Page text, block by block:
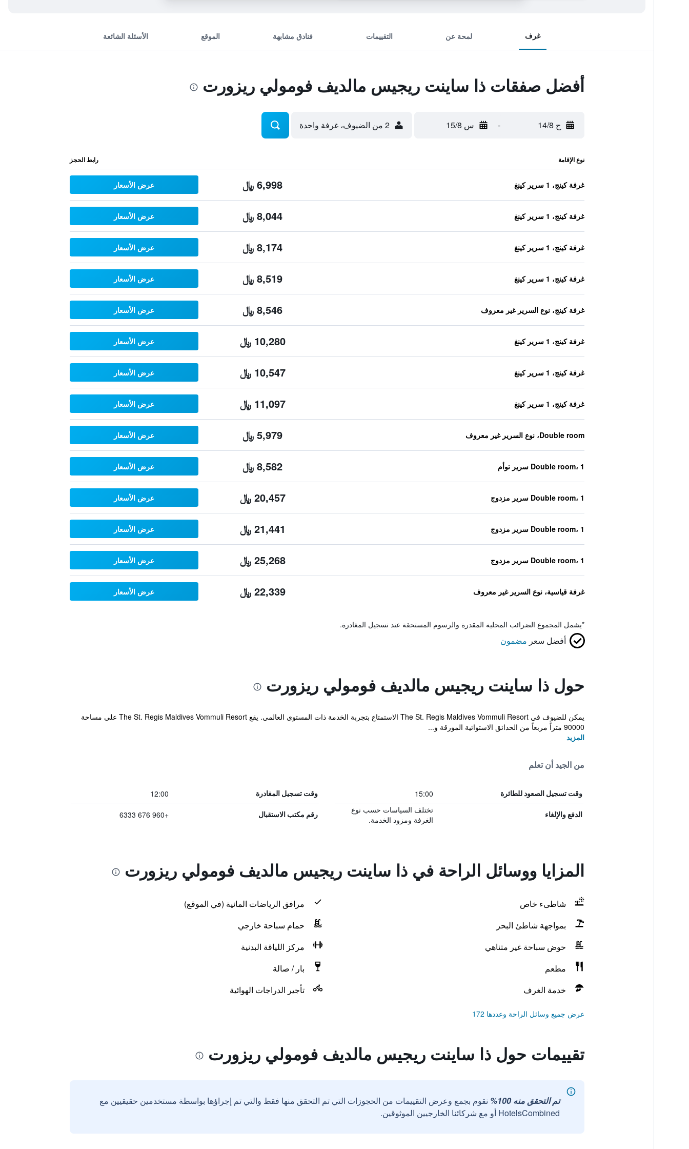
غرف لمحة عن التقييمات فنادق مشابهة الموقع الأسئلة الشائعة
أفضل صفقات ذا ساينت ريجيس مالديف فومولي ريزورت
ج 14/8 - س 15/8 2 من الضيوف، غرفة واحدة
نوع الإقامة رابط الحجز
غرفة كينج، 1 سرير كينغ 6,998 ﷼ عرض الأسعار
غرفة كينج، 1 سرير كينغ 8,044 ﷼ عرض الأسعار
غرفة كينج، 1 سرير كينغ 8,174 ﷼ عرض الأسعار
غرفة كينج، 1 سرير كينغ 8,519 ﷼ عرض الأسعار
غرفة كينج، نوع السرير غير معروف 8,546 ﷼ عرض الأسعار
غرفة كينج، 1 سرير كينغ 10,280 ﷼ عرض الأسعار
غرفة كينج، 1 سرير كينغ 10,547 ﷼ عرض الأسعار
غرفة كينج، 1 سرير كينغ 11,097 ﷼ عرض الأسعار
Double room، نوع السرير غير معروف 5,979 ﷼ عرض الأسعار
Double room، 1 سرير توأم 8,582 ﷼ عرض الأسعار
Double room، 1 سرير مزدوج 20,457 ﷼ عرض الأسعار
Double room، 1 سرير مزدوج 21,441 ﷼ عرض الأسعار
Double room، 1 سرير مزدوج 25,268 ﷼ عرض الأسعار
غرفة قياسية، نوع السرير غير معروف 22,339 ﷼ عرض الأسعار
*يشمل المجموع الضرائب المحلية المقدرة والرسوم المستحقة عند تسجيل المغادرة.
أفضل سعر مضمون
حول ذا ساينت ريجيس مالديف فومولي ريزورت
يمكن للضيوف في The St. Regis Maldives Vommuli Resort الاستمتاع بتجربة الخدمة ذات المستوى العالمي. يقع The St. Regis Maldives Vommuli Resort على مساحة
90000 متراً مربعاً من الحدائق الاستوائية المورقة و...
المزيد
من الجيد أن تعلم
وقت تسجيل الصعود للطائرة 15:00 وقت تسجيل المغادرة 12:00
الدفع والإلغاء
تختلف السياسات حسب نوع
الغرفة ومزود الخدمة.
رقم مكتب الاستقبال +960 676 6333
المزايا ووسائل الراحة في ذا ساينت ريجيس مالديف فومولي ريزورت
شاطىء خاص
مرافق الرياضات المائية (في الموقع)
بمواجهة شاطئ البحر
حمام سباحة خارجي
حوض سباحة غير متناهي
مركز اللياقة البدنية
مطعم
بار / صالة
خدمة الغرف
تأجير الدراجات الهوائية
عرض جميع وسائل الراحة وعددها 172
تقييمات حول ذا ساينت ريجيس مالديف فومولي ريزورت
تم التحقق منه 100%
نقوم بجمع وعرض التقييمات من الحجوزات التي تم التحقق منها فقط والتي تم إجراؤها بواسطة مستخدمين حقيقيين مع
HotelsCombined أو مع شركائنا الخارجيين الموثوقين.